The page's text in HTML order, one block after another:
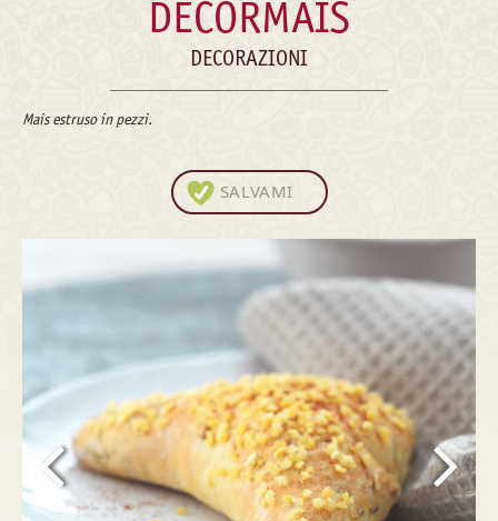
DECORMAIS
DECORAZIONI
Mais estruso in pezzi.
SALVAMI